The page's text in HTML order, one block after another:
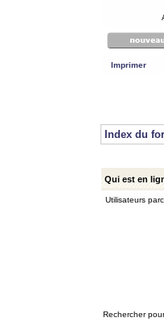
Imprimer
Index du
Qui est en
Utilisateurs
Rechercher